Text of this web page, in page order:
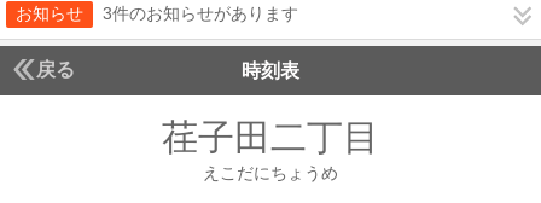
お知らせ 3件のお知らせがあります
戻る 時刻表
荏子田二丁目
えこだにちょうめ